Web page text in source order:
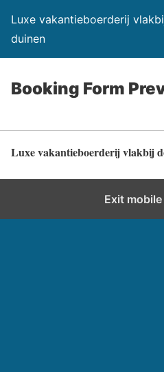
Luxe vakantieboerderij
duinen
Booking Form
Luxe vakantieboerderij vlakbij
Exit